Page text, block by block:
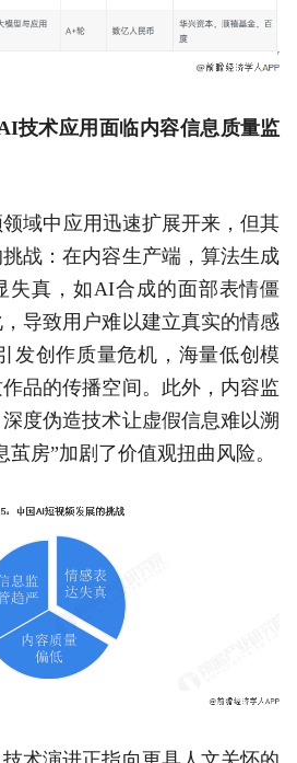
技术应用面临内容信息质量监
域中应用迅速扩展开来，但其
战：在内容生产端，算法生成
失真，如AI合成的面部表情僵
导致用户难以建立真实的情感
发创作质量危机，海量低创模
品的传播空间。此外，内容监
度伪造技术让虚假信息难以溯
房”加剧了价值观扭曲风险。